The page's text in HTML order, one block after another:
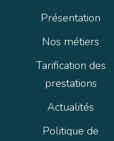
Présentation
Nos métiers
Tarification des
prestations
Actualités
Politique de